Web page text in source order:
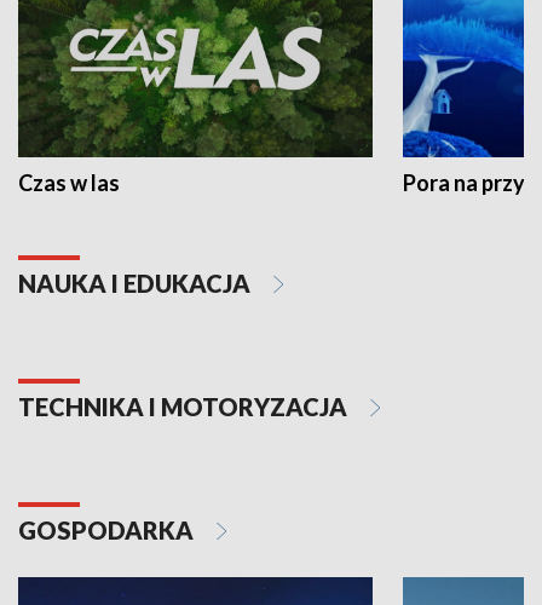
Czas w las Pora na
NAUKA I EDUKACJA
TECHNIKA I MOTORYZACJA
GOSPODARKA